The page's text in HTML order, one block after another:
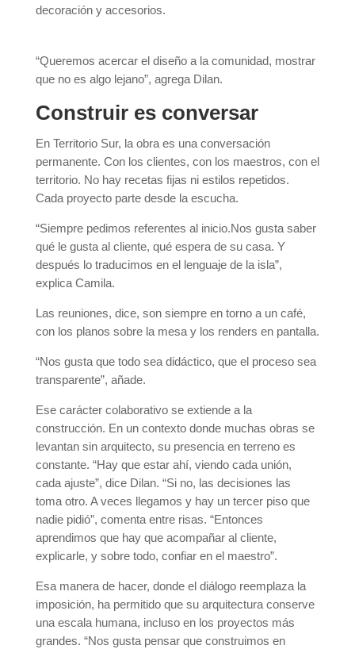
decoración y accesorios.
“Queremos acercar el diseño a la comunidad, mostrar
que no es algo lejano”, agrega Dilan.
Construir es conversar
En Territorio Sur, la obra es una conversación
permanente. Con los clientes, con los maestros, con el
territorio. No hay recetas fijas ni estilos repetidos.
Cada proyecto parte desde la escucha.
“Siempre pedimos referentes al inicio.Nos gusta saber
qué le gusta al cliente, qué espera de su casa. Y
después lo traducimos en el lenguaje de la isla”,
explica Camila.
Las reuniones, dice, son siempre en torno a un café,
con los planos sobre la mesa y los renders en pantalla.
“Nos gusta que todo sea didáctico, que el proceso sea
transparente”, añade.
Ese carácter colaborativo se extiende a la
construcción. En un contexto donde muchas obras se
levantan sin arquitecto, su presencia en terreno es
constante. “Hay que estar ahí, viendo cada unión,
cada ajuste”, dice Dilan. “Si no, las decisiones las
toma otro. A veces llegamos y hay un tercer piso que
nadie pidió”, comenta entre risas. “Entonces
aprendimos que hay que acompañar al cliente,
explicarle, y sobre todo, confiar en el maestro”.
Esa manera de hacer, donde el diálogo reemplaza la
imposición, ha permitido que su arquitectura conserve
una escala humana, incluso en los proyectos más
grandes. “Nos gusta pensar que construimos en